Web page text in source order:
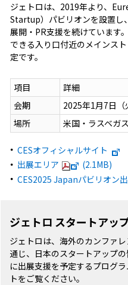
ジェトロは、2019年より、
Startup）パビリオンを設置し
展開・PR支援を続けています
できる入り口付近のメインス
定です。
項目
詳細
会期
2025年1月7日（
場所
米国・ラスベガス
CESオフィシャルサイト
出展エリア
(2.1MB)
CES2025 Japanパビリオン
ジェトロ スタートアッ
ジェトロは、海外のカンファ
通じ、日本のスタートアップ
に出展支援を予定するプログ
トをご覧ください。